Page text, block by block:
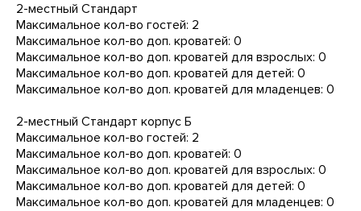
2-местный Стандарт
Максимальное кол-во гостей: 2
Максимальное кол-во доп. кроватей: 0
Максимальное кол-во доп. кроватей для взрослых: 0
Максимальное кол-во доп. кроватей для детей: 0
Максимальное кол-во доп. кроватей для младенцев: 0
2-местный Стандарт корпус Б
Максимальное кол-во гостей: 2
Максимальное кол-во доп. кроватей: 0
Максимальное кол-во доп. кроватей для взрослых: 0
Максимальное кол-во доп. кроватей для детей: 0
Максимальное кол-во доп. кроватей для младенцев: 0